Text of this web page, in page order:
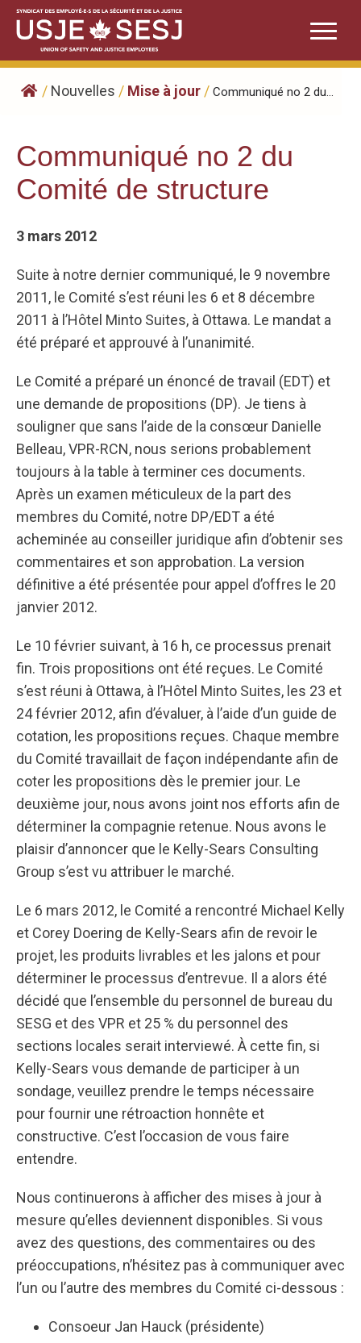
Skip
content
/ Nouvelles / Mise à jour / Communiqué no 2 du...
Communiqué no 2 du
Comité de structure
3 mars 2012
Suite à notre dernier communiqué, le 9 novembre
2011, le Comité s’est réuni les 6 et 8 décembre
2011 à l’Hôtel Minto Suites, à Ottawa. Le mandat a
été préparé et approuvé à l’unanimité.
Le Comité a préparé un énoncé de travail (EDT) et
une demande de propositions (DP). Je tiens à
souligner que sans l’aide de la consœur Danielle
Belleau, VPR-RCN, nous serions probablement
toujours à la table à terminer ces documents.
Après un examen méticuleux de la part des
membres du Comité, notre DP/EDT a été
acheminée au conseiller juridique afin d’obtenir ses
commentaires et son approbation. La version
définitive a été présentée pour appel d’offres le 20
janvier 2012.
Le 10 février suivant, à 16 h, ce processus prenait
fin. Trois propositions ont été reçues. Le Comité
s’est réuni à Ottawa, à l’Hôtel Minto Suites, les 23 et
24 février 2012, afin d’évaluer, à l’aide d’un guide de
cotation, les propositions reçues. Chaque membre
du Comité travaillait de façon indépendante afin de
coter les propositions dès le premier jour. Le
deuxième jour, nous avons joint nos efforts afin de
déterminer la compagnie retenue. Nous avons le
plaisir d’annoncer que le Kelly-Sears Consulting
Group s’est vu attribuer le marché.
Le 6 mars 2012, le Comité a rencontré Michael Kelly
et Corey Doering de Kelly-Sears afin de revoir le
projet, les produits livrables et les jalons et pour
déterminer le processus d’entrevue. Il a alors été
décidé que l’ensemble du personnel de bureau du
SESG et des VPR et 25 % du personnel des
sections locales serait interviewé. À cette fin, si
Kelly-Sears vous demande de participer à un
sondage, veuillez prendre le temps nécessaire
pour fournir une rétroaction honnête et
constructive. C’est l’occasion de vous faire
entendre.
Nous continuerons à afficher des mises à jour à
mesure qu’elles deviennent disponibles. Si vous
avez des questions, des commentaires ou des
préoccupations, n’hésitez pas à communiquer avec
l’un ou l’autre des membres du Comité ci-dessous :
Consoeur Jan Hauck (présidente)